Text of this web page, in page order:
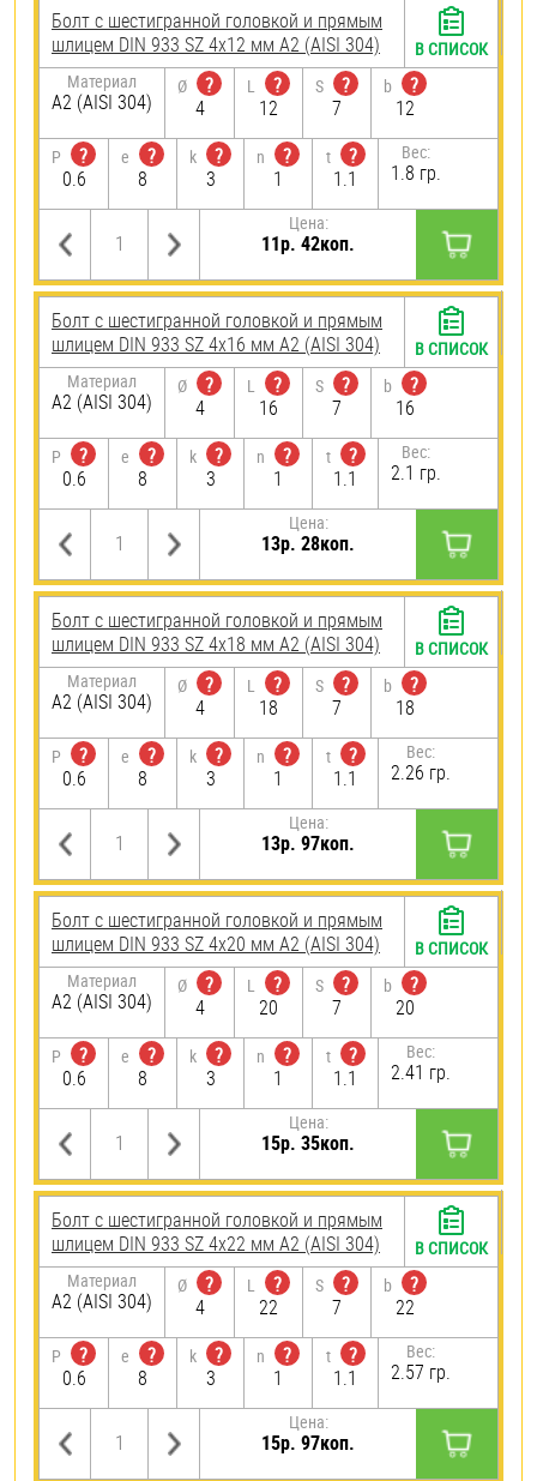
Болт с шестигранной головкой и прямым
шлицем DIN 933 SZ 4х12 мм А2 (AISI 304)
Материал
А2 (AISI 304)
Ø
?
4
L
?
12
S
?
7
b
?
12
P
?
0.6
e
?
8
k
?
3
n
?
1
t
?
1.1
Вес:
1.8 гр.
Цена:
11р. 42коп.
В СПИСОК
Болт с шестигранной головкой и прямым
шлицем DIN 933 SZ 4х16 мм А2 (AISI 304)
Материал
А2 (AISI 304)
Ø
?
4
L
?
16
S
?
7
b
?
16
P
?
0.6
e
?
8
k
?
3
n
?
1
t
?
1.1
Вес:
2.1 гр.
Цена:
13р. 28коп.
В СПИСОК
Болт с шестигранной головкой и прямым
шлицем DIN 933 SZ 4х18 мм А2 (AISI 304)
Материал
А2 (AISI 304)
Ø
?
4
L
?
18
S
?
7
b
?
18
P
?
0.6
e
?
8
k
?
3
n
?
1
t
?
1.1
Вес:
2.26 гр.
Цена:
13р. 97коп.
В СПИСОК
Болт с шестигранной головкой и прямым
шлицем DIN 933 SZ 4х20 мм А2 (AISI 304)
Материал
А2 (AISI 304)
Ø
?
4
L
?
20
S
?
7
b
?
20
P
?
0.6
e
?
8
k
?
3
n
?
1
t
?
1.1
Вес:
2.41 гр.
Цена:
15р. 35коп.
В СПИСОК
Болт с шестигранной головкой и прямым
шлицем DIN 933 SZ 4х22 мм А2 (AISI 304)
Материал
А2 (AISI 304)
Ø
?
4
L
?
22
S
?
7
b
?
22
P
?
0.6
e
?
8
k
?
3
n
?
1
t
?
1.1
Вес:
2.57 гр.
Цена:
15р. 97коп.
В СПИСОК